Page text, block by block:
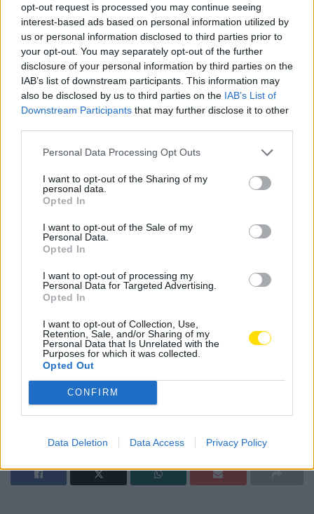
opt-out request is processed you may continue seeing
interest-based ads based on personal information utilized by
us or personal information disclosed to third parties prior to
your opt-out. You may separately opt-out of the further
disclosure of your personal information by third parties on the
IAB’s list of downstream participants. This information may
also be disclosed by us to third parties on the IAB’s List of
Downstream Participants that may further disclose it to other
Personal Data Processing Opt Outs
I want to opt-out of the Sharing of my
personal data.
Opted In
I want to opt-out of the Sale of my
Personal Data.
Opted In
I want to opt-out of processing my
Personal Data for Targeted Advertising.
Opted In
I want to opt-out of Collection, Use,
Retention, Sale, and/or Sharing of my
Personal Data that Is Unrelated with the
Purposes for which it was collected.
Opted Out
CONFIRM
Data Deletion Data Access Privacy Policy
que deverá abranger 493 trabalhadores. A decisão foi
comunicada aos colaboradores esta segunda-feira, 11
de maio.
A medida surge depois de, no último ano, a empresa
ter avançado com dois despedimentos coletivos, numa
altura em que o setor automóvel europeu atravessa
várias dificuldades.
Segundo informações internas, a decisão estará
relacionada com a crise automóvel na Europa,
marcada por uma conjugação de fatores económicos,
O processo de lay-off será faseado por entre todos os
trabalhadores selecionados.
Recorde-se que, em 2024, a COINDU encerrou a
unidade de produção deArcos de Valdevez